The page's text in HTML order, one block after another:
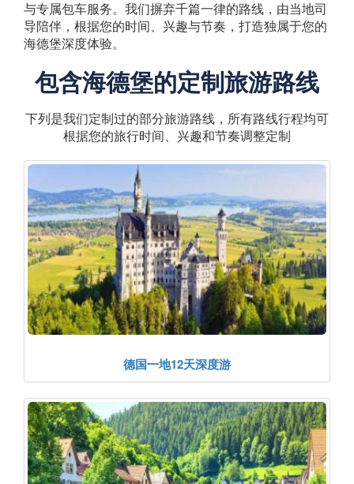
与专属包车服务。我们摒弃千篇一律的路线，由当地司
导陪伴，根据您的时间、兴趣与节奏，打造独属于您的
海德堡深度体验。
包含海德堡的定制旅游路线
下列是我们定制过的部分旅游路线，所有路线行程均可
根据您的旅行时间、兴趣和节奏调整定制
德国一地12天深度游